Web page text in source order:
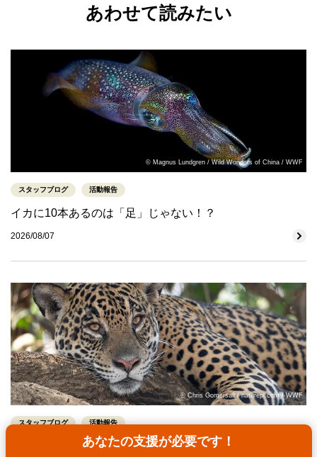
あなたの支援が必要です！
あわせて読みたい
© Magnus Lundgren / Wild Wonders of China / WWF
スタッフブログ 活動報告
イカに10本あるのは「足」じゃない！？
2026/08/07
© Chris Gomersall / naturepl.com / WWF
スタッフブログ 活動報告
ジャガーと人のより良い共生に向けて：ワークショップを